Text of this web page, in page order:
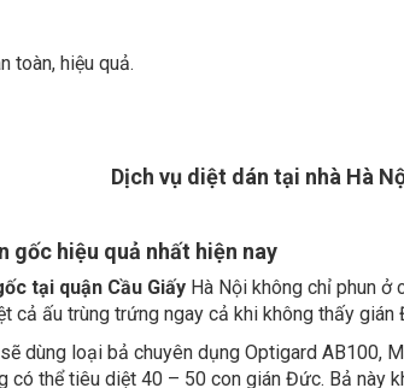
toàn, hiệu quả.
Dịch vụ diệt dán tại nhà Hà
gốc hiệu quả nhất hiện nay
tại quận Cầu Giấy Hà Nội không chỉ phun ở
cả ấu trùng trứng ngay cả khi không thấy
dùng loại bả chuyên dụng Optigard AB100,
có thể tiêu diệt 40 – 50 con gián Đức. Bả này